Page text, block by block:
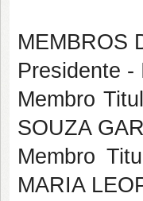
MEMBROS
Presidente -
Membro
SOUZA
Membro
MARIA